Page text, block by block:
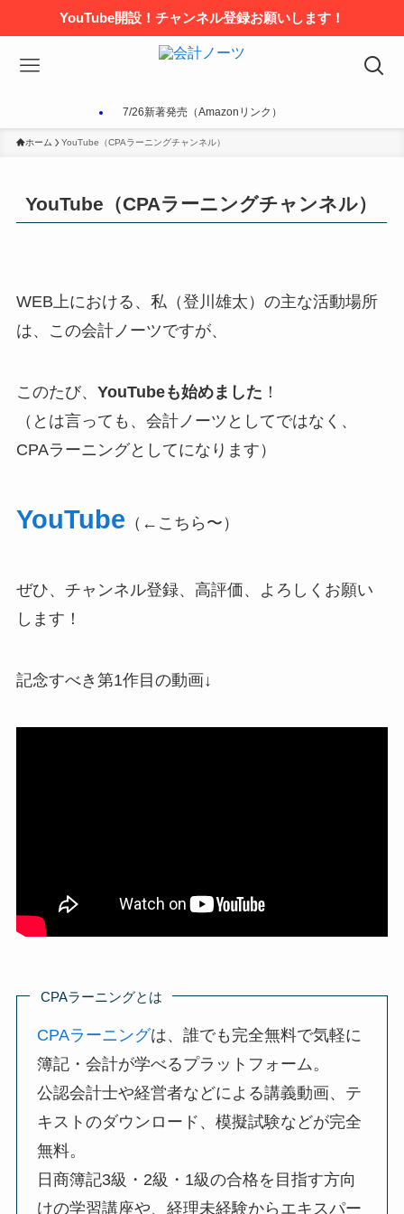
YouTube開設！チャンネル登録お願いします！
7/26新著発売（Amazonリンク）
ホーム YouTube（CPAラーニングチャンネル）
YouTube（CPAラーニングチャンネル）
WEB上における、私（登川雄太）の主な活動場所
は、この会計ノーツですが、
このたび、 YouTubeも始めました ！
（とは言っても、会計ノーツとしてではなく、
CPAラーニングとしてになります）
YouTube （←こちら〜）
ぜひ、チャンネル登録、高評価、よろしくお願い
します！
記念すべき第1作目の動画↓
CPAラーニングとは
CPAラーニングは、誰でも完全無料で気軽に
簿記・会計が学べるプラットフォーム。
公認会計士や経営者などによる講義動画、テ
キストのダウンロード、模擬試験などが完全
無料。
日商簿記3級・2級・1級の合格を目指す方向
けの学習講座や、経理未経験からエキスパー